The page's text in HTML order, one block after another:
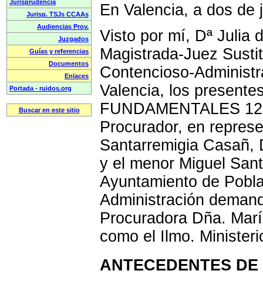
En Valencia, a dos de
Visto por mí, Dª Julia
Magistrada-Juez
Contencioso-
Valencia, los
FUNDAMENTALES
Procurador, en
Santarremigia Casañ,
y el menor Miguel
Ayuntamiento de
Administración
Procuradora Dña.
como el Ilmo.
ANTECEDENTES DE